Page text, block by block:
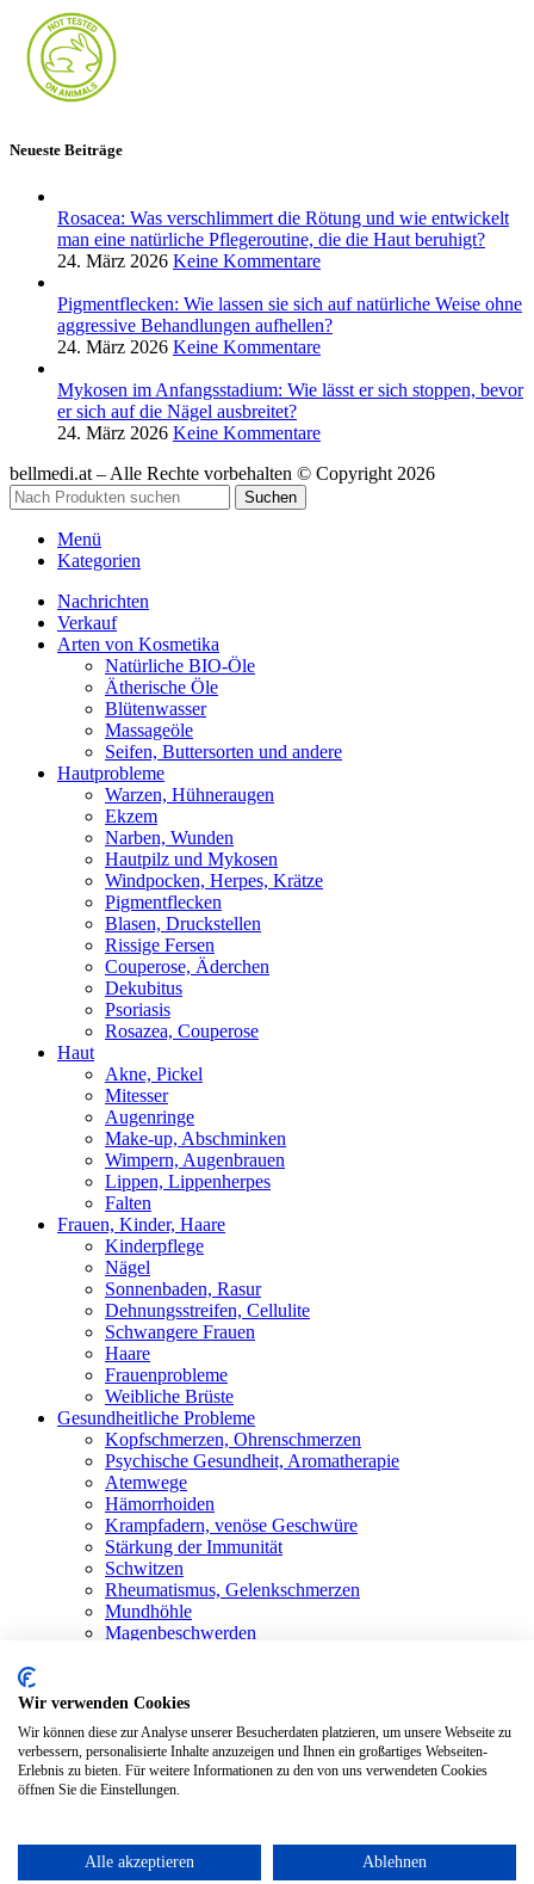
Neueste Beiträge
Rosacea: Was verschlimmert die Rötung und wie entwickelt
man eine natürliche Pflegeroutine, die die Haut beruhigt?
24. März 2026 Keine Kommentare
Pigmentflecken: Wie lassen sie sich auf natürliche Weise ohne
aggressive Behandlungen aufhellen?
24. März 2026 Keine Kommentare
Mykosen im Anfangsstadium: Wie lässt er sich stoppen, bevor
er sich auf die Nägel ausbreitet?
24. März 2026 Keine Kommentare
bellmedi.at – Alle Rechte vorbehalten © Copyright 2026
Suchen
Menü
Kategorien
Nachrichten
Verkauf
Arten von Kosmetika
Natürliche BIO-Öle
Ätherische Öle
Blütenwasser
Massageöle
Seifen, Buttersorten und andere
Hautprobleme
Warzen, Hühneraugen
Ekzem
Narben, Wunden
Hautpilz und Mykosen
Windpocken, Herpes, Krätze
Pigmentflecken
Blasen, Druckstellen
Rissige Fersen
Couperose, Äderchen
Dekubitus
Psoriasis
Rosazea, Couperose
Haut
Akne, Pickel
Mitesser
Augenringe
Make-up, Abschminken
Wimpern, Augenbrauen
Lippen, Lippenherpes
Falten
Frauen, Kinder, Haare
Kinderpflege
Nägel
Sonnenbaden, Rasur
Dehnungsstreifen, Cellulite
Schwangere Frauen
Haare
Frauenprobleme
Weibliche Brüste
Gesundheitliche Probleme
Kopfschmerzen, Ohrenschmerzen
Psychische Gesundheit, Aromatherapie
Atemwege
Hämorrhoiden
Krampfadern, venöse Geschwüre
Stärkung der Immunität
Schwitzen
Rheumatismus, Gelenkschmerzen
Mundhöhle
Magenbeschwerden
Kontakt
Anmelden / Registrieren
Warenkorb
Wir verwenden Cookies
Wir können diese zur Analyse unserer Besucherdaten platzieren, um unsere Webseite zu
verbessern, personalisierte Inhalte anzuzeigen und Ihnen ein großartiges Webseiten-
Erlebnis zu bieten. Für weitere Informationen zu den von uns verwendeten Cookies
öffnen Sie die Einstellungen.
Alle akzeptieren Ablehnen